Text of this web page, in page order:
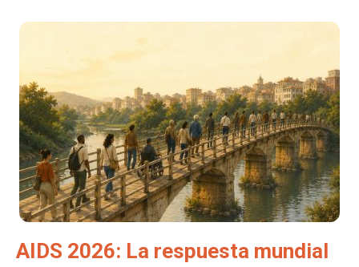
AIDS 2026: La respuesta mundial